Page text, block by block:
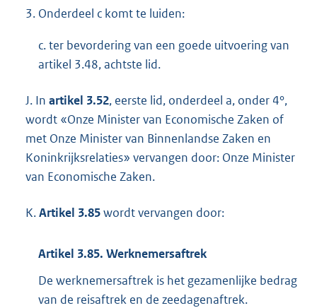
3. Onderdeel c komt te luiden:
c. ter bevordering van een goede uitvoering van
artikel 3.48, achtste lid.
J. In artikel 3.52, eerste lid, onderdeel a, onder 4°,
wordt «Onze Minister van Economische Zaken of
met Onze Minister van Binnenlandse Zaken en
Koninkrijksrelaties» vervangen door: Onze Minister
van Economische Zaken.
K.Artikel 3.85wordt vervangen door:
Artikel 3.85. Werknemersaftrek
De werknemersaftrek is het gezamenlijke bedrag
van de reisaftrek en de zeedagenaftrek.